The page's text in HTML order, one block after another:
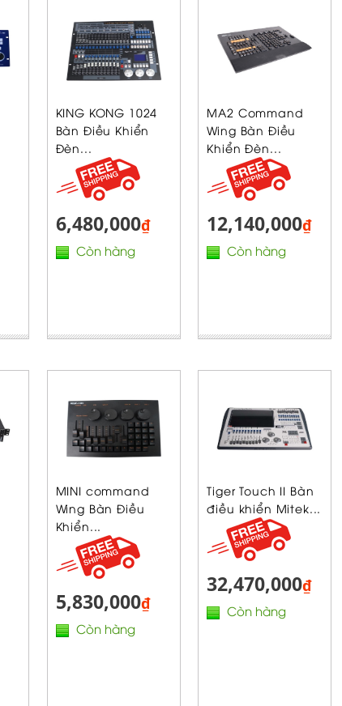
KING KONG 1024
Bàn Điều Khiển
Đèn...
6,480,000₫
Còn hàng
MA2 Command
Wing Bàn Điều
Khiển Đèn...
12,140,000₫
Còn hàng
MINI command
Wing Bàn Điều
Khiển...
5,830,000₫
Còn hàng
Tiger Touch II Bàn
điều khiển Mitek...
32,470,000₫
Còn hàng